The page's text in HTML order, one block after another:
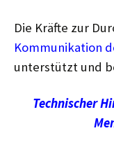
Die Kräfte zur
Kommunikation
unterstützt und
Technischer